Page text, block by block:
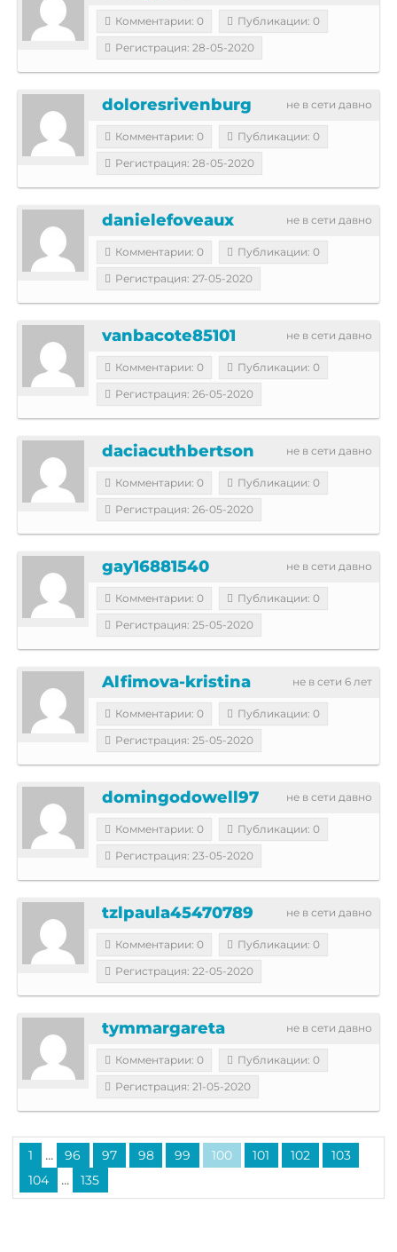
Комментарии: 0
Публикации: 0
Регистрация: 28-05-2020
не в сети давно
doloresrivenburg
Комментарии: 0
Публикации: 0
Регистрация: 28-05-2020
не в сети давно
danielefoveaux
Комментарии: 0
Публикации: 0
Регистрация: 27-05-2020
не в сети давно
vanbacote85101
Комментарии: 0
Публикации: 0
Регистрация: 26-05-2020
не в сети давно
daciacuthbertson
Комментарии: 0
Публикации: 0
Регистрация: 26-05-2020
не в сети давно
gay16881540
Комментарии: 0
Публикации: 0
Регистрация: 25-05-2020
не в сети 6 лет
Alfimova-kristina
Комментарии: 0
Публикации: 0
Регистрация: 25-05-2020
не в сети давно
domingodowell97
Комментарии: 0
Публикации: 0
Регистрация: 23-05-2020
не в сети давно
tzlpaula45470789
Комментарии: 0
Публикации: 0
Регистрация: 22-05-2020
не в сети давно
tymmargareta
Комментарии: 0
Публикации: 0
Регистрация: 21-05-2020
1 ... 96 97 98 99 100 101 102
103
104
... 135